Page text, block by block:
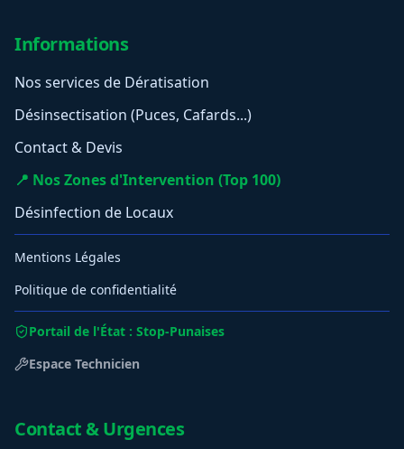
Informations
Nos services de Dératisation
Désinsectisation (Puces, Cafards...)
Contact & Devis
📍 Nos Zones d'Intervention (Top 100)
Désinfection de Locaux
Mentions Légales
Politique de confidentialité
Portail de l'État : Stop-Punaises
Espace Technicien
Contact & Urgences